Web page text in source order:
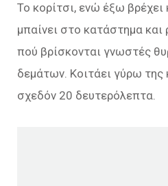
Το κορίτσι, ενώ έξω
μπαίνει στο κατάστημα και
πού βρίσκονται γνωστές
δεμάτων. Κοιτάει γύρω της
σχεδόν 20 δευτερόλεπτα.